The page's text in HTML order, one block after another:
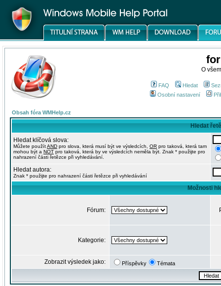
O
FAQ Hledat
Osobní nastavení
Obsah fóra WMHelp.cz
Hledat
Hledat klíčová slova:
Můžete použítAND pro slova, která musí být ve výsledcích, OR pro taková, která tam
mohou být a NOT pro taková, která by ve výsledcích neměla být. Znak * použijte pro
nahrazení části řetězce při vyhledávání.
Hledat autora:
Znak * použijte pro nahrazení části řetězce při vyhledávání
Možnosti
Fórum:
Kategorie:
Zobrazit výsledek jako: Příspěvky Témata